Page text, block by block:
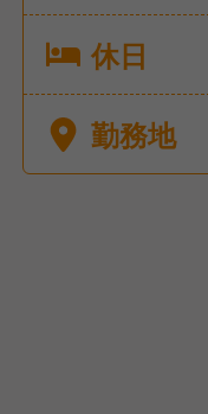
休日
勤務地